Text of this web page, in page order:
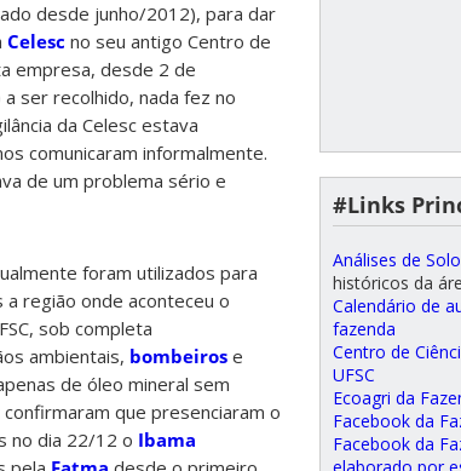
desde junho/2012), para dar
Celesc no seu antigo Centro de
empresa, desde 2 de
ser recolhido, nada fez no
da Celesc estava
comunicaram informalmente.
de um problema sério e
foram utilizados para
a região onde aconteceu o
sob completa
ambientais, bombeiros e
de óleo mineral sem
que presenciaram o
no dia 22/12 o Ibama
#Links
Análises de
históricos da
Calendário de
fazenda
Centro de
UFSC
Ecoagri da
Facebook da
Facebook da